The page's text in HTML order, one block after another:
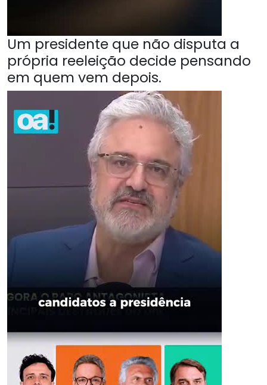
Um presidente que não disputa a
própria reeleição decide pensando
em quem vem depois.